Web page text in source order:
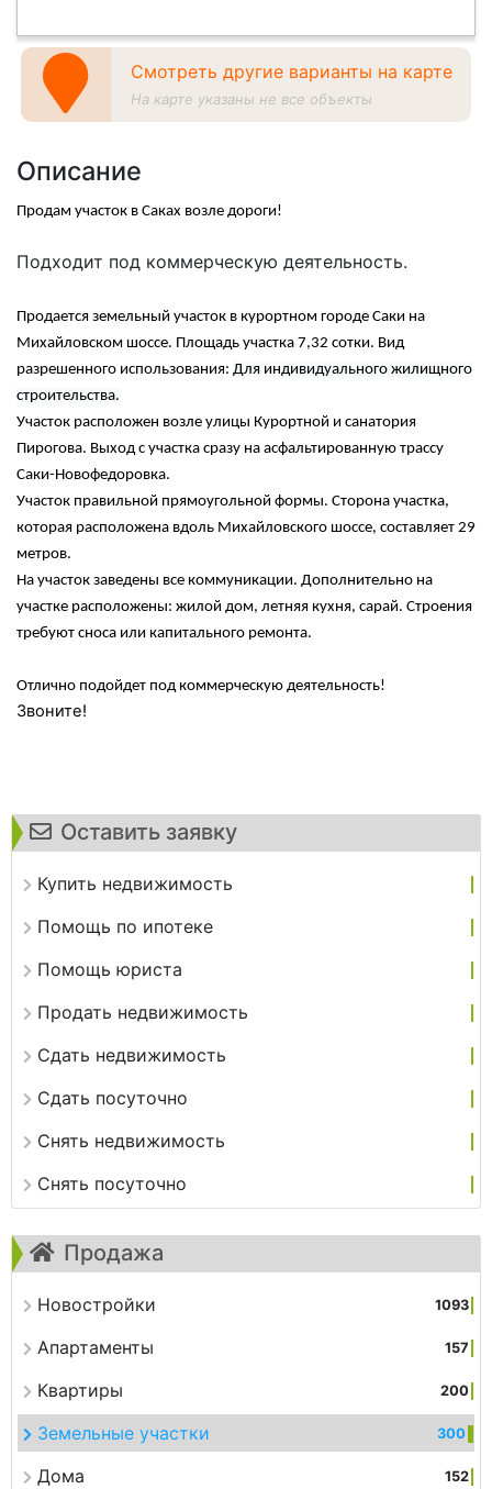
Оставить заявку
Купить недвижимость
Помощь по ипотеке
Помощь юриста
Продать недвижимость
Сдать недвижимость
Сдать посуточно
Снять недвижимость
Снять посуточно
Продажа
Новостройки 1093
Апартаменты 157
Квартиры 200
Земельные участки 300
Дома 152
Смотреть другие варианты на карте
На карте указаны не все объекты
Описание
Продам участок в Саках возле дороги!
Подходит под коммерческую деятельность.
Продается земельный участок в курортном городе Саки на
Михайловском шоссе. Площадь участка 7,32 сотки. Вид
разрешенного использования: Для индивидуального жилищного
строительства.
Участок расположен возле улицы Курортной и санатория
Пирогова. Выход с участка сразу на асфальтированную трассу
Саки-Новофедоровка.
Участок правильной прямоугольной формы. Сторона участка,
которая расположена вдоль Михайловского шоссе, составляет 29
метров.
На участок заведены все коммуникации. Дополнительно на
участке расположены: жилой дом, летняя кухня, сарай. Строения
требуют сноса или капитального ремонта.
Отлично подойдет под коммерческую деятельность!
Звоните!